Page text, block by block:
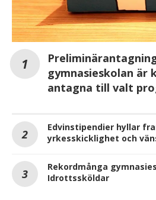
gymnasieskolan är
antagna till valt
Edvinstipendier hyllar
yrkesskicklighet och
Rekordmånga
Idrottssköldar